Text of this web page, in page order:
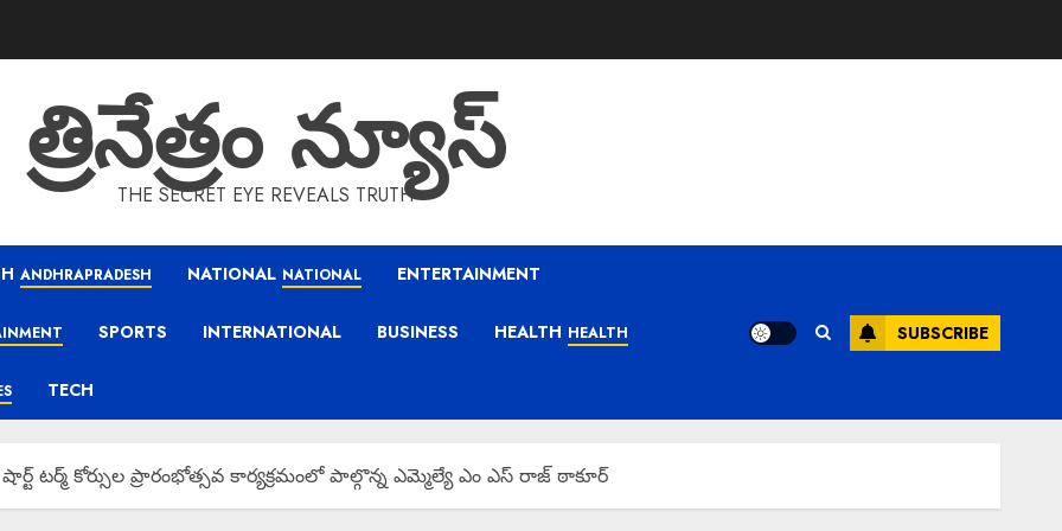
త్రినేత్రం న్యూస్
THE SECRET EYE REVEALS TRUTH
ANDHRAPRADESH NATIONAL NATIONAL ENTERTAINMENT
SPORTS INTERNATIONAL BUSINESS HEALTH HEALTH
TECH
SUBSCRIBE
షార్ట్ టర్మ్ కోర్సుల ప్రారంభోత్సవ కార్యక్రమంలో పాల్గొన్న ఎమ్మెల్యే ఎం ఎస్ రాజ్ ఠాకూర్